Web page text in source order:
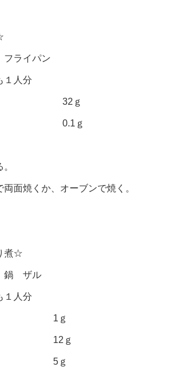
フライパン
１人分
32ｇ
ｇ
面焼くか、オーブンで焼く。
煮☆
鍋 ザル
１人分
1ｇ
12ｇ
げん 5ｇ